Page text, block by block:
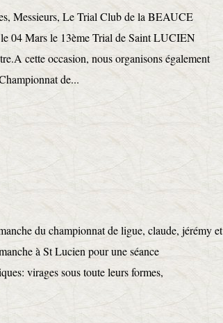
Messieurs, Le Trial Club de la BEAUCE
04 Mars le 13ème Trial de Saint LUCIEN
cette occasion, nous organisons également
de...
du championnat de ligue, claude, jérémy et
à St Lucien pour une séance
virages sous toute leurs formes,